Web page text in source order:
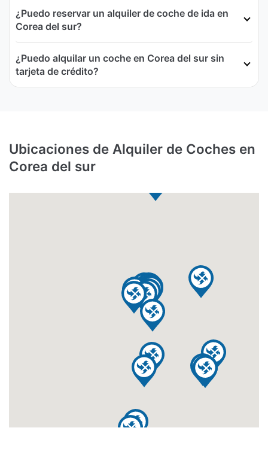
¿Puedo reservar un alquiler de coche de ida en
Corea del sur?
¿Puedo alquilar un coche en Corea del sur sin
tarjeta de crédito?
Ubicaciones de Alquiler de Coches en
Corea del sur